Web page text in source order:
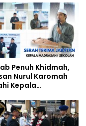
Penuh Khidmah,
Nurul Karomah
Kepala